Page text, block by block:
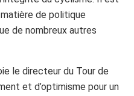
de politique
de nombreux autres
le directeur du Tour de
et d’optimisme pour un